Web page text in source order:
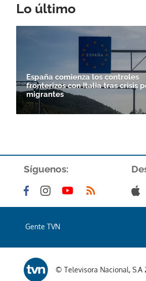
Lo último
España comienza los controles
fronterizos con Italia tras crisis
migrantes
Síguenos:
Gente TVN
© Televisora Nacional, S.A